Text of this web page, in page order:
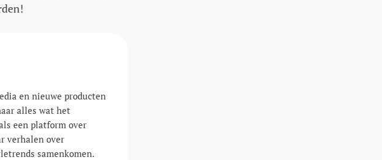
en nieuwe producten
alles wat het
een platform over
verhalen over
samenkomen.